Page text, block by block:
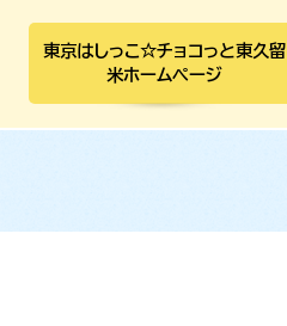
東京はしっこ☆チョコっと東久留
米ホームページ